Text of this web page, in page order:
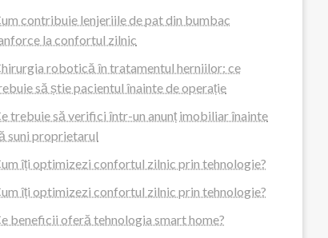
contribuie lenjeriile de pat din bumbac
la confortul zilnic
robotică în tratamentul herniilor: ce
să știe pacientul înainte de operație
trebuie să verifici într-un anunț imobiliar înainte
suni proprietarul
îți optimizezi confortul zilnic prin tehnologie?
îți optimizezi confortul zilnic prin tehnologie?
beneficii oferă tehnologia smart home?